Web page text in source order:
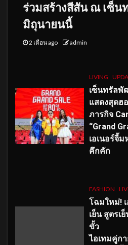
ร่วมสร้างสีสัน ณ เซ็น
มิถุนายนนี้
2 เดือน ago admin
LIVING
เซ็นทรัลพั
แสดงสุดฮ
ภารกิจ
“Grand
เอเนอร์จี้
คึกคัก
FASHION
โฉมใหม่!
เย็น สูตรเ
ขั้ว
ไอเทมคู่ก